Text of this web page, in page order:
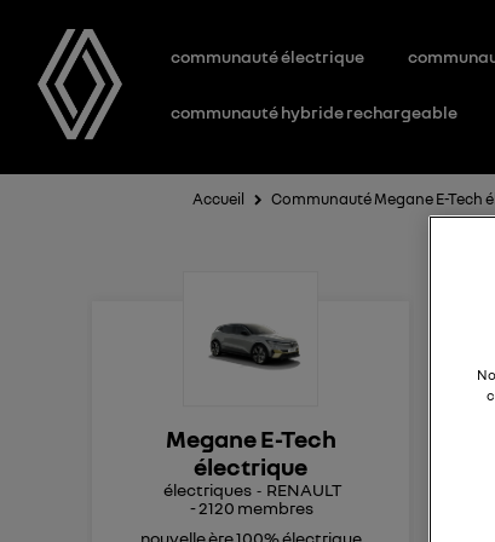
communauté électrique
communauté hybride rechargeable
Accueil Communauté Megane E-Tech
Megane E-Tech
électrique
électriques
RENAULT
-2120 membres
nouvelle ère 100% électrique